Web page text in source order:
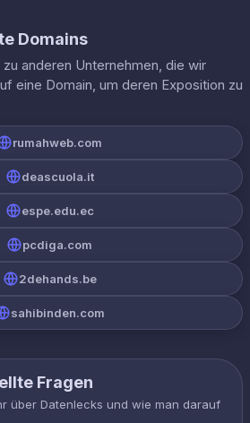
Domains
anderen Unternehmen, die wir
eine Domain, um deren Exposition zu
rumahweb.com
deascuola.it
espe.edu.ec
pcdiga.com
2dehands.be
sahibinden.com
Fragen
über Datenlecks und wie man darauf